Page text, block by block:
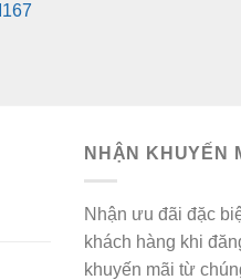
NHẬN KHUYẾN
Nhận ưu đãi đặc
khách hàng khi
khuyến mãi từ